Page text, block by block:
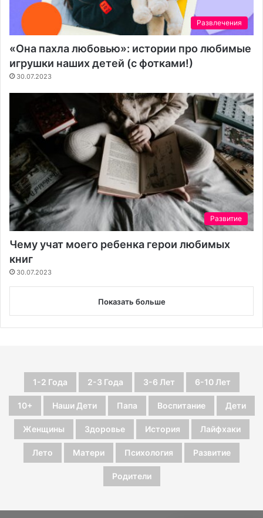
Развлечения
«Она пахла любовью»: истории про любимые
игрушки наших детей (с фотками!)
30.07.2023
Развитие
Чему учат моего ребенка герои любимых
книг
30.07.2023
Показать больше
1-2 Года 2-3 Года 3-6 Лет 6-10 Лет
10+ Наши Дети Папа Воспитание Дети
Женщины Здоровье История Лайфхаки
Лето Матери Психология Развитие
Родители